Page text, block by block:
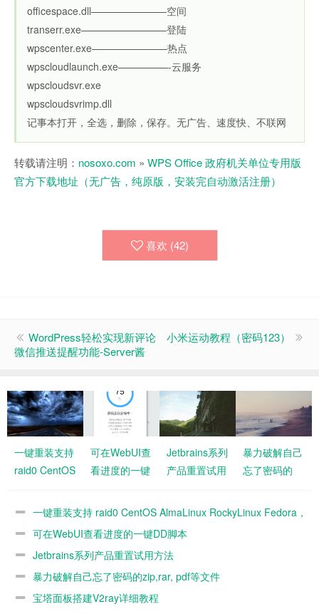
officespace.dll———————–空间
transerr.exe————————–登陆
wpscenter.exe———————–热点
wpscloudlaunch.exe—————-云服务
wpscloudsvr.exe
wpscloudsvrimp.dll
记事本打开，全选，删除，保存。无广告、速度快、不联网
转载请注明： nosoxo.com » WPS Office 政府机关单位专用版
官方下载地址（无广告，纯原版，安装完自动激活注册）
喜欢 (42)
WordPress轻松实现新评论
微信推送提醒功能-Server酱
小米运动教程（密码123）
一键重装支持
raid0 CentOS
RockyLinux
同系统互装
可在WebUI查
看进度的一键
Jetbrains系列
产品重置试用
暴力破解自己
忘了密码的
一键重装支持 raid0 CentOS AlmaLinux RockyLinux Fedora，
不同系统互装
可在WebUI查看进度的一键DD脚本
Jetbrains系列产品重置试用方法
暴力破解自己忘了密码的zip,rar, pdf等文件
宝塔面板搭建V2ray详细教程